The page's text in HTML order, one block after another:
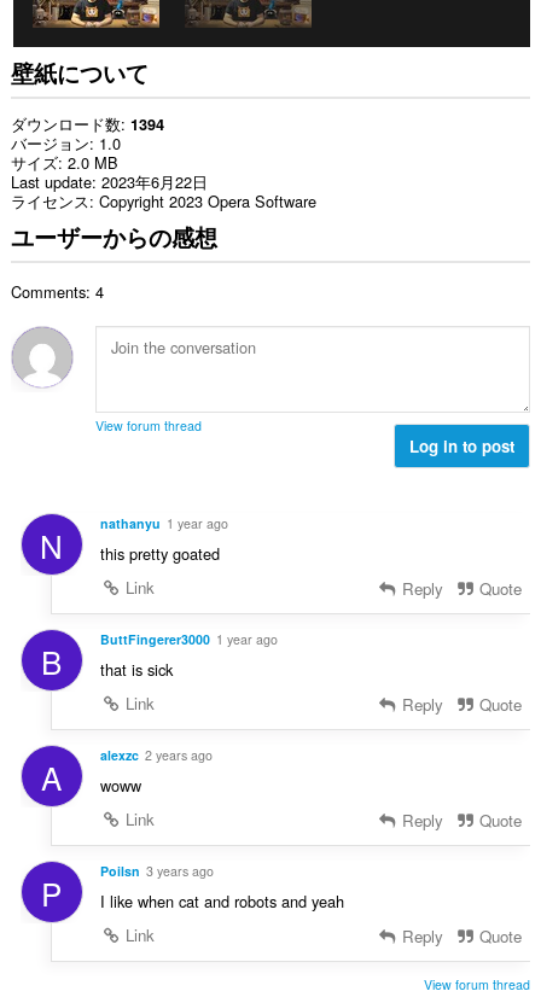
壁紙について
ダウンロード数 1394
バージョン 1.0
サイズ 2.0 MB
Last update 2023年6月22日
ライセンス Copyright 2023 Opera Software
ユーザーからの感想
Comments: 4
View forum thread
Log in to post
N nathanyu 1 year ago
this pretty goated
Link
Reply Quote
B ButtFingerer3000 1 year ago
that is sick
Link
Reply Quote
A alexzc 2 years ago
woww
Link
Reply Quote
P Poilsn 3 years ago
I like when cat and robots and yeah
Link
Reply Quote
View forum thread